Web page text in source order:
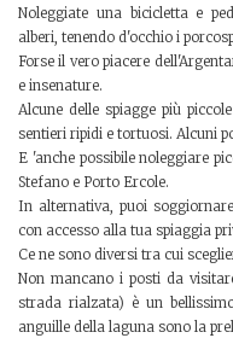
Noleggiate una bicicletta e
alberi, tenendo d'occhio i
Forse il vero piacere
e insenature.
Alcune delle spiagge più
sentieri ripidi e tortuosi. Alcuni
E 'anche possibile noleggiare
Stefano e Porto Ercole.
In alternativa, puoi
con accesso alla tua spiaggia
Ce ne sono diversi tra cui
Non mancano i posti da
strada rialzata) è un
anguille della laguna sono la